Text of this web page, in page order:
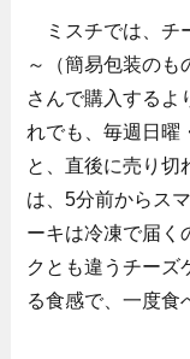
ミスチでは、チ
～（簡易包装のも
さんで購入するよ
れでも、毎週日曜
と、直後に売り切
は、5分前からス
ーキは冷凍で届く
クとも違うチーズ
る食感で、一度食